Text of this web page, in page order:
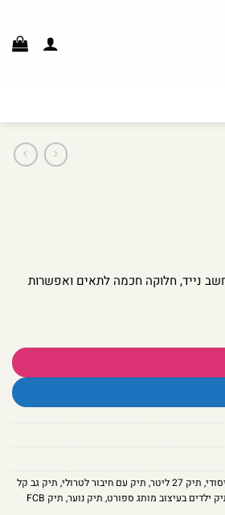
עם תא למחשב נייד, חלוקה חכמה לתאים ואפשרות
, תיק 27 ליטר , תיק עם חיבור לטרולי, תיק גב קל
ילדים בעיצוב מותג ספורט, תיק נוער,
תיק FCB